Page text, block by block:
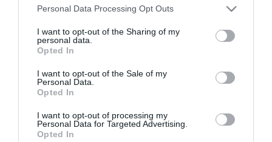
Please note that this website/app uses one or more Google
not limited to your visit or usage behaviour. You may click to
grant or deny consent to Google and its third-party tags to
use your data for below specified purposes in below Google
consent section.
Personal Data Processing Opt Outs
I want to opt-out of the Sharing of my
personal data.
Opted In
I want to opt-out of the Sale of my
Personal Data.
Opted In
I want to opt-out of processing my
Personal Data for Targeted Advertising.
Opted In
országokbeli tevékenységének és érdekeltségének körét is meg
Figyelem! A cikkhez hozzáfűzött hozzászólások nem a
tükrözik. A szerkesztőség mindössze a hírek publikációjával foglalkozik, a
tartalmazzák.
Kérjük, kulturáltan, mások személyiségi jogainak és jó hírnevének tiszteletben
tartásával kommenteljenek!